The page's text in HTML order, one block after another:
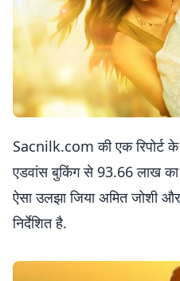
Sacnilk.com की एक रिपोर्ट
एडवांस बुकिंग से 93.66 लाख का
ऐसा उलझा जिया अमित जोशी
निर्देशित है.